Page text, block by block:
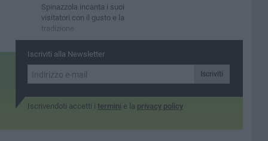
Spinazzola incanta i suoi
visitatori con il gusto e la
tradizione
Iscriviti alla Newsletter
Iscriviti
Iscrivendoti accetti i termini e la privacy policy